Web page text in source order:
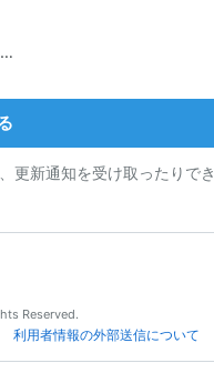
…
更新通知を受け取ったりでき
Reserved.
利用者情報の外部送信について